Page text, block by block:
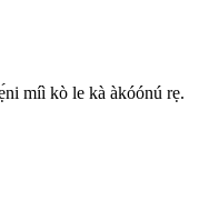
míì kò le kà àkóónú rẹ.